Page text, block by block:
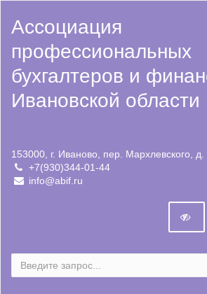
Ассоциация
профессиональных
бухгалтеров и
Ивановской области
153000, г. Иваново, пер. Мархлевского,
+7(930)344-01-44
info@abif.ru